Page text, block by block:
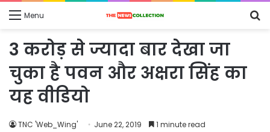
Menu
3 करोड़ से ज्यादा बार देखा जा
चुका है पवन और अक्षरा सिंह का
यह वीडियो
TNC 'Web_Wing' June 22, 2019 1 minute read